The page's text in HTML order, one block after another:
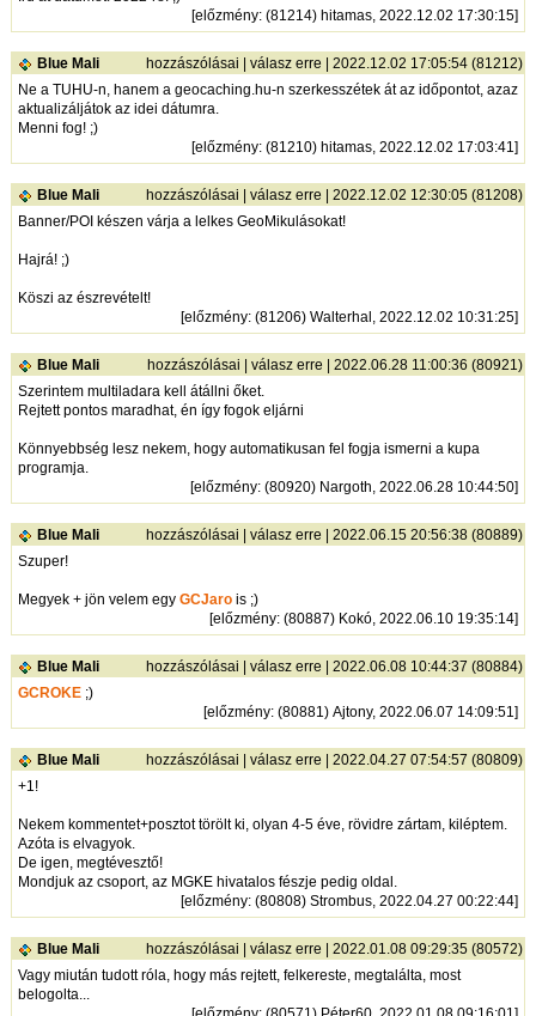
[előzmény: (81214) hitamas, 2022.12.02 17:30:15]
Blue Mali hozzászólásai |válasz erre | 2022.12.02 17:05:54 (81212)
Ne a TUHU-n, hanem a geocaching.hu-n szerkesszétek át az időpontot, azaz
aktualizáljátok az idei dátumra.
Menni fog! ;)
[előzmény: (81210) hitamas, 2022.12.02 17:03:41]
Blue Mali hozzászólásai |válasz erre | 2022.12.02 12:30:05 (81208)
Banner/POI készen várja a lelkes GeoMikulásokat!
Hajrá! ;)
Köszi az észrevételt!
[előzmény: (81206) Walterhal, 2022.12.02 10:31:25]
Blue Mali hozzászólásai |válasz erre | 2022.06.28 11:00:36 (80921)
Szerintem multiladara kell átállni őket.
Rejtett pontos maradhat, én így fogok eljárni
Könnyebbség lesz nekem, hogy automatikusan fel fogja ismerni a kupa
programja.
[előzmény: (80920) Nargoth, 2022.06.28 10:44:50]
Blue Mali hozzászólásai |válasz erre | 2022.06.15 20:56:38 (80889)
Szuper!
Megyek + jön velem egyGCJaro is ;)
[előzmény: (80887) Kokó, 2022.06.10 19:35:14]
Blue Mali hozzászólásai |válasz erre | 2022.06.08 10:44:37 (80884)
GCROKE ;)
[előzmény: (80881) Ajtony, 2022.06.07 14:09:51]
Blue Mali hozzászólásai |válasz erre | 2022.04.27 07:54:57 (80809)
+1!
Nekem kommentet+posztot törölt ki, olyan 4-5 éve, rövidre zártam, kiléptem.
Azóta is elvagyok.
De igen, megtévesztő!
Mondjuk az csoport, az MGKE hivatalos fészje pedig oldal.
[előzmény: (80808) Strombus, 2022.04.27 00:22:44]
Blue Mali hozzászólásai |válasz erre | 2022.01.08 09:29:35 (80572)
Vagy miután tudott róla, hogy más rejtett, felkereste, megtalálta, most
belogolta...